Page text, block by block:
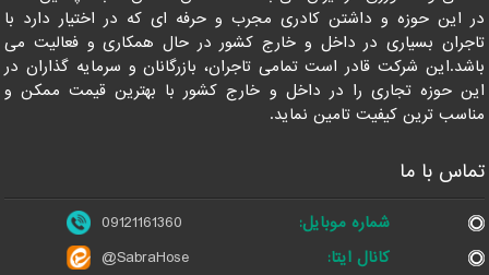
در این حوزه و داشتن کادری مجرب و حرفه ای که در اختیار دارد با
تاجران بسیاری در داخل و خارج کشور در حال همکاری و فعالیت می
باشد.این شرکت قادر است تمامی تاجران، بازرگانان و سرمایه گذاران در
این حوزه تجاری را در داخل و خارج کشور با بهترین قیمت ممکن و
مناسب ترین کیفیت تامین نماید.
تماس با ما
شماره موبایل:
09121161360
کانال ایتا:
@SabraHose